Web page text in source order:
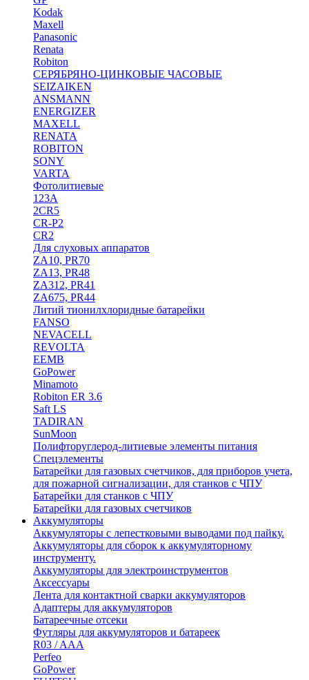
Kodak
Maxell
Panasonic
Renata
Robiton
СЕРЯБРЯНО-ЦИНКОВЫЕ ЧАСОВЫЕ
SEIZAIKEN
ANSMANN
ENERGIZER
MAXELL
RENATA
ROBITON
SONY
VARTA
Фотолитиевые
123A
2CR5
CR-P2
CR2
Для слуховых аппаратов
ZA10, PR70
ZA13, PR48
ZA312, PR41
ZA675, PR44
Литий тионилхлоридные батарейки
FANSO
NEVACELL
REVOLTA
EEMB
GoPower
Minamoto
Robiton ER 3.6
Saft LS
TADIRAN
SunMoon
Полифторуглерод-литиевые элементы питания
Спецэлементы
Батарейки для газовых счетчиков, для приборов учета,
для пожарной сигнализации, для станков с ЧПУ
Батарейки для станков с ЧПУ
Батарейки для газовых счетчиков
Аккумуляторы
Аккумуляторы с лепестковыми выводами под пайку.
Аккумуляторы для сборок к аккумуляторному
инструменту.
Аккумуляторы для электроинструментов
Аксессуары
Лента для контактной сварки аккумуляторов
Адаптеры для аккумуляторов
Батареечные отсеки
Футляры для аккумуляторов и батареек
R03 / AAA
Perfeo
GoPower